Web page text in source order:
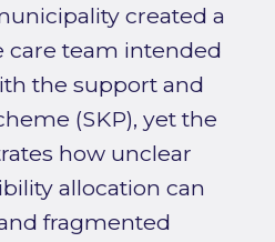
created a
care team intended
the support and
(SKP), yet the
how unclear
allocation can
fragmented